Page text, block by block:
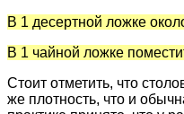
В 1 десертной ложке
В 1 чайной ложке
Стоит отметить, что
же плотность, что и